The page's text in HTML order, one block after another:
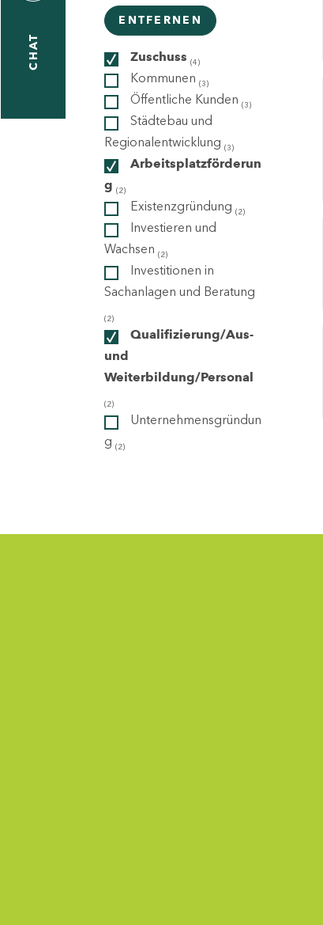
CHAT
ENTFERNEN
Zuschuss (4)
Kommunen (3)
Öffentliche Kunden (3)
Städtebau und
Regionalentwicklung (3)
Arbeitsplatzförderun
g (2)
Existenzgründung (2)
Investieren und
Wachsen (2)
Investitionen in
Sachanlagen und Beratung
(2)
Qualifizierung/Aus-
und
Weiterbildung/Personal
(2)
Unternehmensgründun
g (2)